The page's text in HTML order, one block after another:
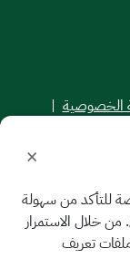
الخصوصية |
© 2026
×
للتأكد من سهولة
خلال الاستمرار
تعريف